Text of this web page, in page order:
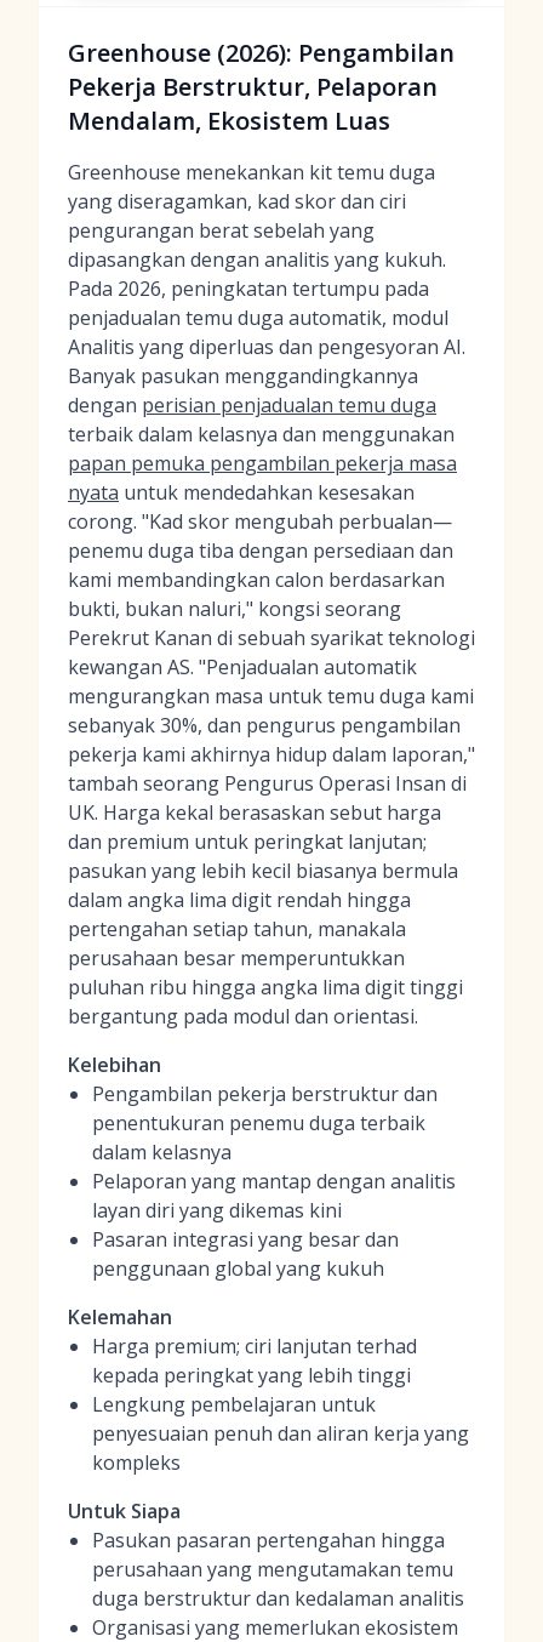
Greenhouse (2026): Pengambilan
Pekerja Berstruktur, Pelaporan
Mendalam, Ekosistem Luas
Greenhouse menekankan kit temu duga
yang diseragamkan, kad skor dan ciri
pengurangan berat sebelah yang
dipasangkan dengan analitis yang kukuh.
Pada 2026, peningkatan tertumpu pada
penjadualan temu duga automatik, modul
Analitis yang diperluas dan pengesyoran AI.
Banyak pasukan menggandingkannya
dengan perisian penjadualan temu duga
terbaik dalam kelasnya dan menggunakan
papan pemuka pengambilan pekerja masa
nyata untuk mendedahkan kesesakan
corong. "Kad skor mengubah perbualan—
penemu duga tiba dengan persediaan dan
kami membandingkan calon berdasarkan
bukti, bukan naluri," kongsi seorang
Perekrut Kanan di sebuah syarikat teknologi
kewangan AS. "Penjadualan automatik
mengurangkan masa untuk temu duga kami
sebanyak 30%, dan pengurus pengambilan
pekerja kami akhirnya hidup dalam laporan,"
tambah seorang Pengurus Operasi Insan di
UK. Harga kekal berasaskan sebut harga
dan premium untuk peringkat lanjutan;
pasukan yang lebih kecil biasanya bermula
dalam angka lima digit rendah hingga
pertengahan setiap tahun, manakala
perusahaan besar memperuntukkan
puluhan ribu hingga angka lima digit tinggi
bergantung pada modul dan orientasi.
Kelebihan
Pengambilan pekerja berstruktur dan
penentukuran penemu duga terbaik
dalam kelasnya
Pelaporan yang mantap dengan analitis
layan diri yang dikemas kini
Pasaran integrasi yang besar dan
penggunaan global yang kukuh
Kelemahan
Harga premium; ciri lanjutan terhad
kepada peringkat yang lebih tinggi
Lengkung pembelajaran untuk
penyesuaian penuh dan aliran kerja yang
kompleks
Untuk Siapa
Pasukan pasaran pertengahan hingga
perusahaan yang mengutamakan temu
duga berstruktur dan kedalaman analitis
Organisasi yang memerlukan ekosistem